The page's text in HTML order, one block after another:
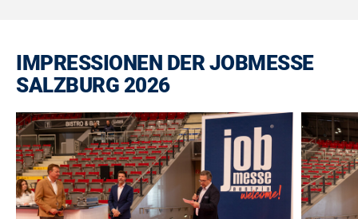
IMPRESSIONEN DER JOBMESSE
SALZBURG 2026